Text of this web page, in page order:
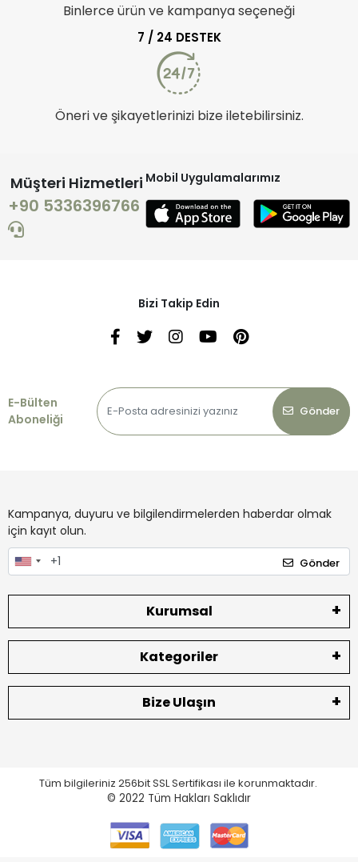
Binlerce ürün ve kampanya seçeneği
7 / 24 DESTEK
Öneri ve şikayetlerinizi bize iletebilirsiniz.
Müşteri Hizmetleri
+90 5336396766
Mobil Uygulamalarımız
Bizi Takip Edin
E-Bülten
Aboneliği
Gönder
Kampanya, duyuru ve bilgilendirmelerden haberdar olmak
için kayıt olun.
Gönder
Kurumsal
Kategoriler
Bize Ulaşın
Tüm bilgileriniz 256bit SSL Sertifikası ile korunmaktadır.
© 2022 Tüm Hakları Saklıdır